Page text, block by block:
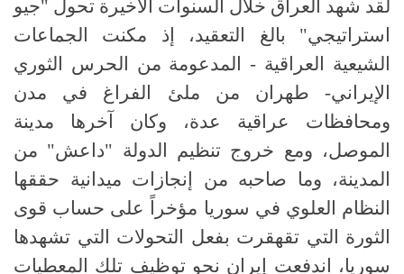
لقد شهد العراق خلال السنوات الأخيرة تحول "جيو
استراتيجي" بالغ التعقيد، إذ مكنت الجماعات
الشيعية العراقية - المدعومة من الحرس الثوري
الإيراني- طهران من ملئ الفراغ في مدن
ومحافظات عراقية عدة، وكان آخرها مدينة
الموصل، ومع خروج تنظيم الدولة "داعش" من
المدينة، وما صاحبه من إنجازات ميدانية حققها
النظام العلوي في سوريا مؤخراً على حساب قوى
الثورة التي تقهقرت بفعل التحولات التي تشهدها
سوريا، اندفعت إيران نحو توظيف تلك المعطيات